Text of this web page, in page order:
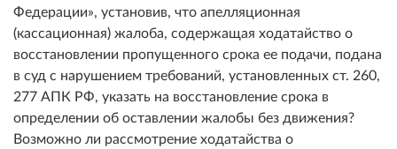
Федерации», установив, что апелляционная
(кассационная) жалоба, содержащая ходатайство о
восстановлении пропущенного срока ее подачи, подана
в суд с нарушением требований, установленных ст. 260,
277 АПК РФ, указать на восстановление срока в
определении об оставлении жалобы без движения?
Возможно ли рассмотрение ходатайства о